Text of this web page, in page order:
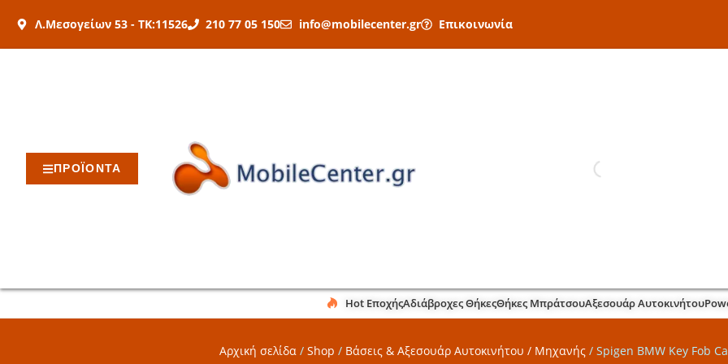
στο
Λ.Μεσογείων 53 - ΤΚ:11526 210 77 05 150 info@mobilecenter.gr Επικοινωνία
ΠΡΟΪΟΝΤΑ
Hot ΕποχήςΑδιάβροχες ΘήκεςΘήκες ΜπράτσουΑξεσουάρ Αυτοκινήτου
Αρχική σελίδα / Shop / Βάσεις & Αξεσουάρ Αυτοκινήτου / Μηχανής / Spigen BMW Key Fob